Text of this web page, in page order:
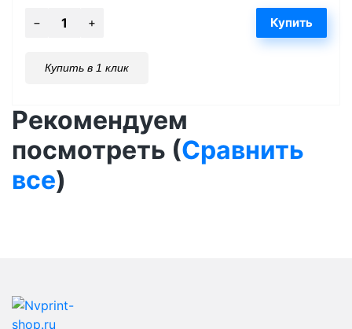
Купить в 1 клик
Рекомендуем
посмотреть (Сравнить
все)